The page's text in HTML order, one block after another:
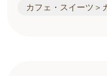
カフェ・スイーツ＞